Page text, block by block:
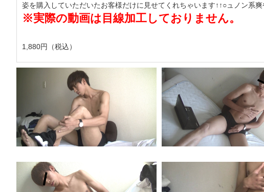
姿を購入していただいたお客様だけに見せてくれちゃいます↑↑○ュノン系
※実際の動画は目線加工しておりません。
1,880円（税込）